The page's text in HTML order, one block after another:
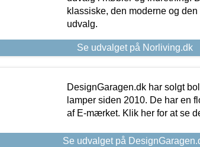
klassiske, den moderne og
udvalg.
Se udvalget på Norliving.dk
DesignGaragen.dk har solgt
lamper siden 2010. De har en
af E-mærket. Klik her for at se
Se udvalget på